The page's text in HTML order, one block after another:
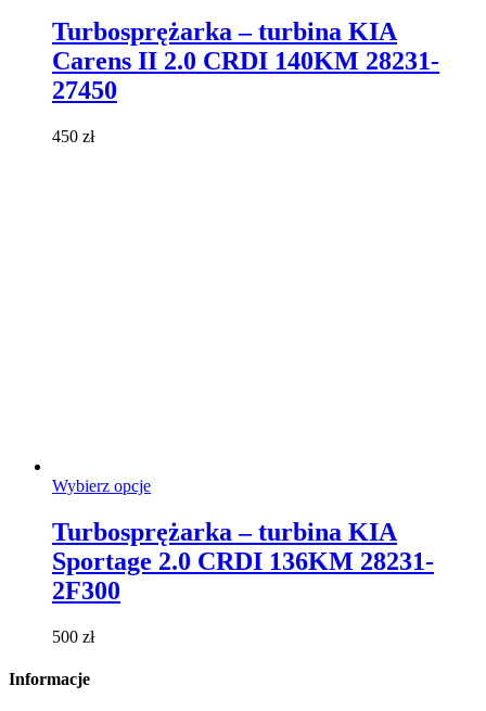
ma
wiele
wariantów.
Turbosprężarka – turbina KIA
Carens II 2.0 CRDI 140KM 28231-
27450
450 zł
Wybierz opcjeTen
wiele
wariantów.
Turbosprężarka – turbina KIA
Sportage 2.0 CRDI 136KM 28231-
2F300
500 zł
Informacje